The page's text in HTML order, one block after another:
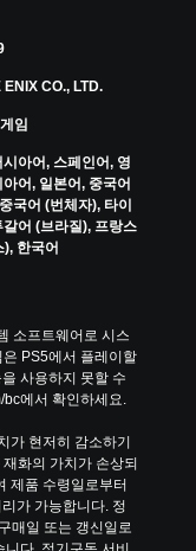
CO., LTD.
임
아어, 스페인어, 영
어, 일본어, 중국어
국어 (번체자), 타이
갈어 (브라질), 프랑스
), 한국어
소프트웨어로 시스
PS5에서 플레이할
사용하지 못할 수
에서 확인하세요.
가 현저히 감소하기
화의 가치가 손상되
제품 수령일로부터
가 가능합니다. 정
매일 또는 갱신일로